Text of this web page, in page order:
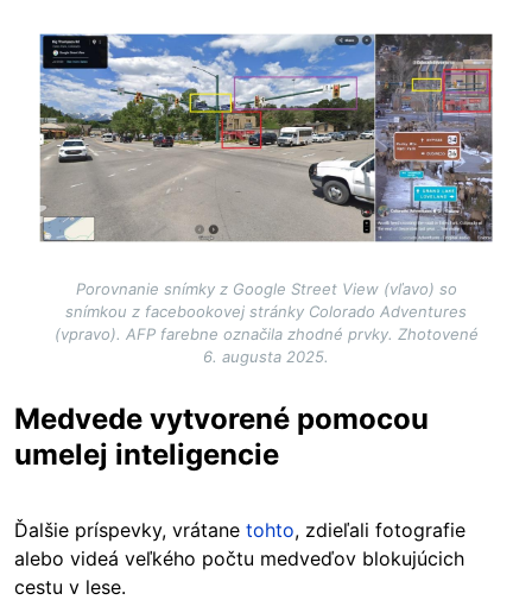
Image
Porovnanie snímky z Google Street View (vľavo) so
snímkou z facebookovej stránky Colorado Adventures
(vpravo). AFP farebne označila zhodné prvky. Zhotovené
6. augusta 2025.
Medvede vytvorené pomocou
umelej inteligencie
Ďalšie príspevky, vrátane tohto, zdieľali fotografie
alebo videá veľkého počtu medveďov blokujúcich
cestu v lese.